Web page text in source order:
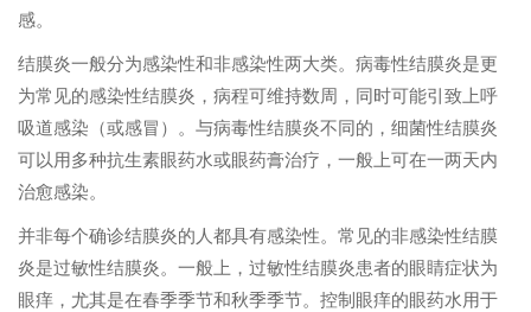
感。
结膜炎一般分为感染性和非感染性两大类。病毒性结膜炎是更
为常见的感染性结膜炎，病程可维持数周，同时可能引致上呼
吸道感染（或感冒）。与病毒性结膜炎不同的，细菌性结膜炎
可以用多种抗生素眼药水或眼药膏治疗，一般上可在一两天内
治愈感染。
并非每个确诊结膜炎的人都具有感染性。常见的非感染性结膜
炎是过敏性结膜炎。一般上，过敏性结膜炎患者的眼睛症状为
眼痒，尤其是在春季季节和秋季季节。控制眼痒的眼药水用于